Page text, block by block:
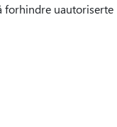
forhindre uautoriserte